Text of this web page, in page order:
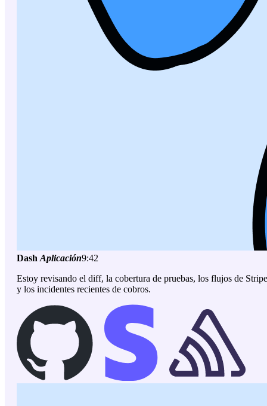
Dash Aplicación9:42
Estoy revisando el diff, la cobertura de pruebas, los flujos de Stripe
y los incidentes recientes de cobros.